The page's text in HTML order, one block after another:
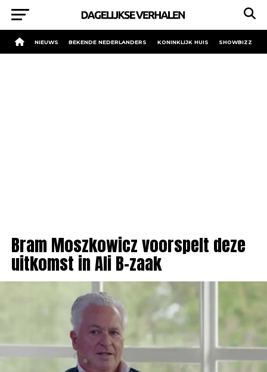
NIEUWS BEKENDE NEDERLANDERS KONINKLIJK HUIS SHOWBIZZ
Bram Moszkowicz voorspelt deze
uitkomst in Ali B-zaak